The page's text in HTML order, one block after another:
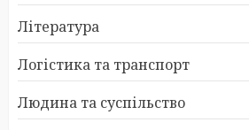
Література
Логістика та транспорт
Людина та суспільство